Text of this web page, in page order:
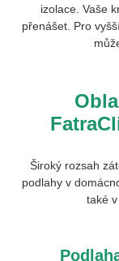
izolace. Vaše
přenášet. Pro
Široký rozsah
podlahy v
také